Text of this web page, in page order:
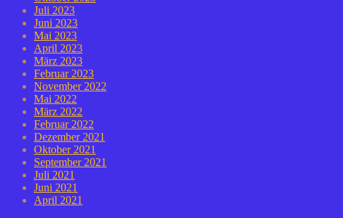
Juli 2023
Juni 2023
Mai 2023
April 2023
März 2023
Februar 2023
November 2022
Mai 2022
März 2022
Februar 2022
Dezember 2021
Oktober 2021
September 2021
Juli 2021
Juni 2021
April 2021